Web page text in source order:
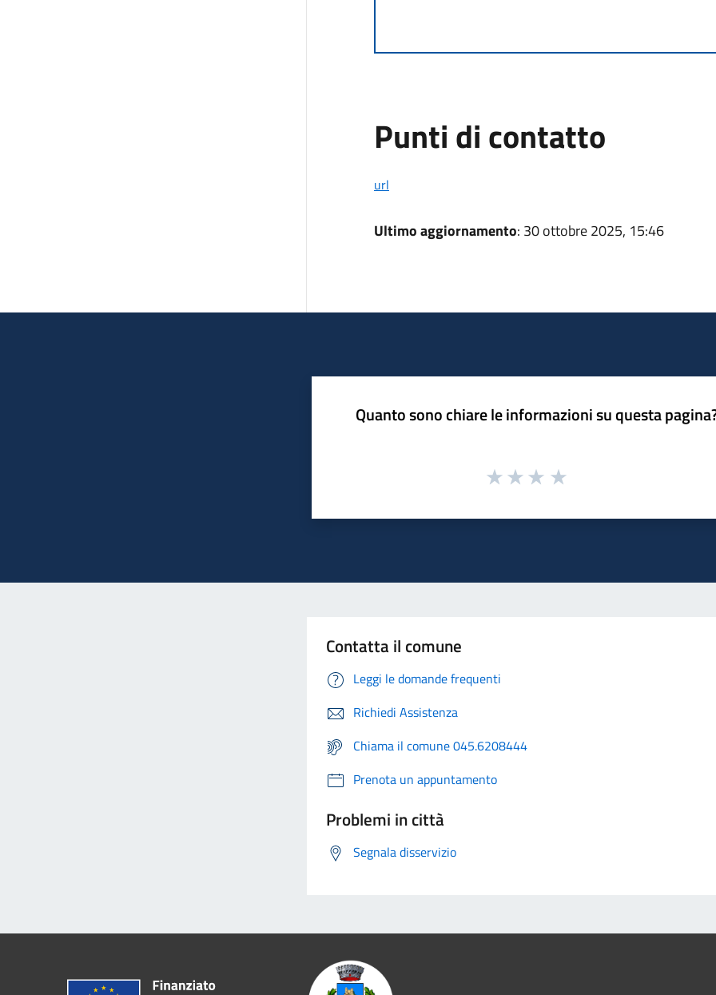
Punti di contatto
url
Ultimo aggiornamento: 30 ottobre 2025, 15:46
Quanto sono chiare le informazioni su questa
Contatta il comune
Leggi le domande frequenti
Richiedi Assistenza
Chiama il comune 045.6208444
Prenota un appuntamento
Problemi in città
Segnala disservizio